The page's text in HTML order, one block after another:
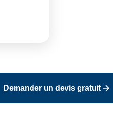
Demander un devis gratuit